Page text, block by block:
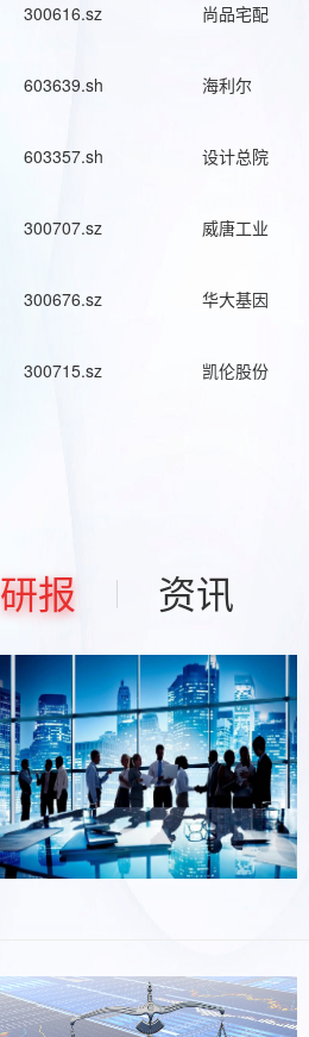
300616.sz 尚品宅配
603639.sh 海利尔
603357.sh 设计总院
300707.sz 威唐工业
300676.sz 华大基因
300715.sz 凯伦股份
研报 资讯